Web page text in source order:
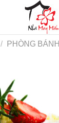
/ PHÒNG BÁNH